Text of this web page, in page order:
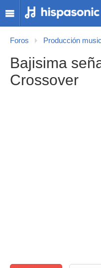
Foros Producción
Bajisima
Crossover